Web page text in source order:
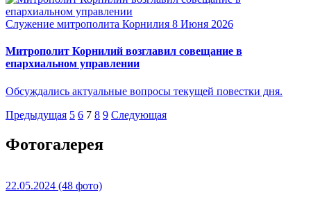
Служение митрополита Корнилия 8 Июня 2026
Митрополит Корнилий возглавил совещание в
епархиальном управлении
Обсуждались актуальные вопросы текущей повестки дня.
Предыдущая 5 6 7 8 9 Следующая
Фотогалерея
22.05.2024 (48 фото)